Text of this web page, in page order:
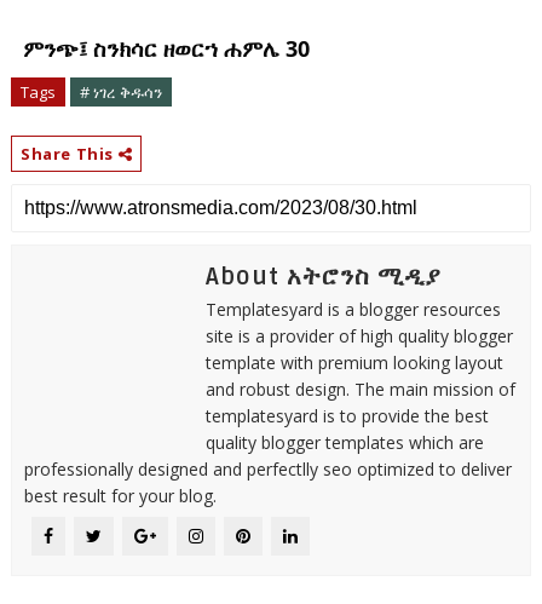
ምንጭ፤ ስንክሳር ዘወርኀ ሐምሌ 30
Tags # ነገረ ቅዱሳን
Share This
About አትሮንስ ሚዲያ
Templatesyard is a blogger resources
site is a provider of high quality blogger
template with premium looking layout
and robust design. The main mission of
templatesyard is to provide the best
quality blogger templates which are
professionally designed and perfectlly seo optimized to deliver
best result for your blog.